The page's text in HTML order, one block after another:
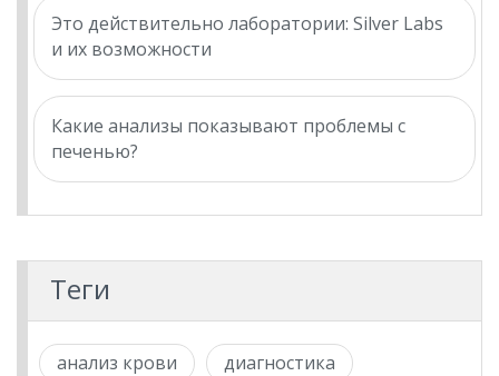
Это действительно лаборатории: Silver Labs
и их возможности
Какие анализы показывают проблемы с
печенью?
Теги
анализ крови диагностика